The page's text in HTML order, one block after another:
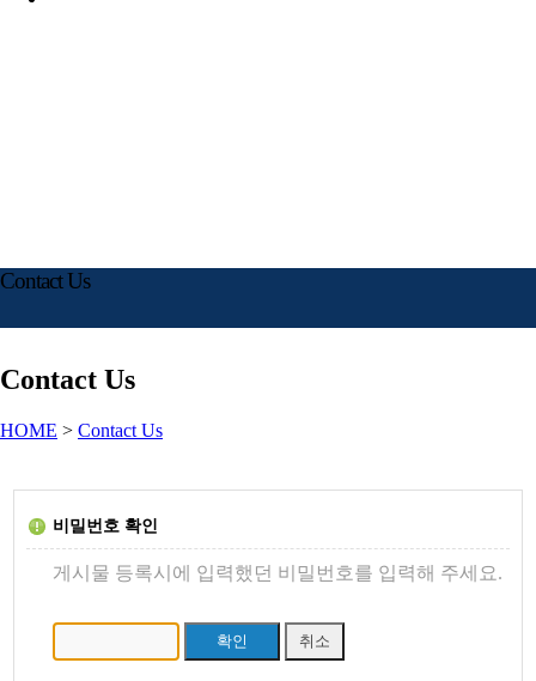
Contact Us
Contact Us
HOME > Contact Us
비밀번호 확인
게시물 등록시에 입력했던 비밀번호를 입력해 주세요.